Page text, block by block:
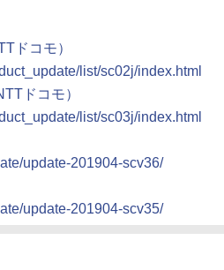
ドコモ）
list/sc02j/index.html
ドコモ）
list/sc03j/index.html
update-201904-scv36/
update-201904-scv35/